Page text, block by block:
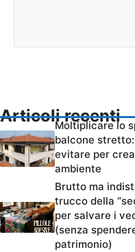
Articoli recenti
Moltiplicare lo
balcone stretto:
evitare per
ambiente
Brutto ma
trucco della
per salvare i
(senza
patrimonio)